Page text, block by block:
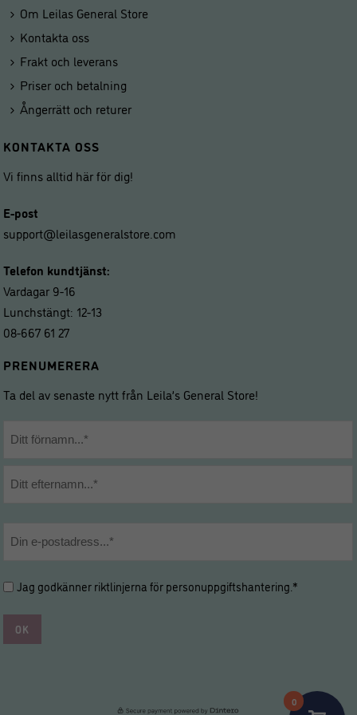
Om Leilas General Store
Kontakta oss
Frakt och leverans
Priser och betalning
Ångerrätt och returer
KONTAKTA OSS
Vi finns alltid här för dig!
E-post
support@leilasgeneralstore.com
Telefon kundtjänst:
Vardagar 9-16
Lunchstängt: 12-13
08-667 61 27
PRENUMERERA
Ta del av senaste nytt från Leila’s General Store!
Hantering
personuppgifter
*
Jag godkänner riktlinjerna förpersonuppgiftshantering .*
0